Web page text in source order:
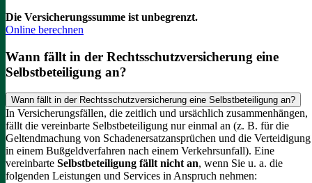
Die Versicherungssumme ist unbegrenzt.
Online berechnen
Wann fällt in der Rechtsschutzversicherung eine
Selbstbeteiligung an?
Wann fällt in der Rechtsschutzversicherung eine Selbstbeteiligung an?
In Versicherungsfällen, die zeitlich und ursächlich zusammenhängen,
fällt die vereinbarte Selbstbeteiligung nur einmal an (z. B. für die
Geltendmachung von Schadenersatzansprüchen und die Verteidigung
in einem Bußgeldverfahren nach einem Verkehrsunfall). Eine
vereinbarte Selbstbeteiligung fällt nicht an, wenn Sie u. a. die
folgenden Leistungen und Services in Anspruch nehmen: